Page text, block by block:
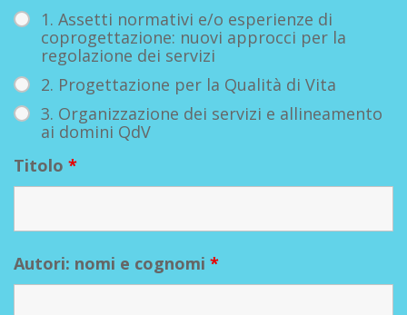
1. Assetti normativi e/o esperienze di
coprogettazione: nuovi approcci per la
regolazione dei servizi
2. Progettazione per la Qualità di Vita
3. Organizzazione dei servizi e allineamento
ai domini QdV
Titolo *
Autori: nomi e cognomi *